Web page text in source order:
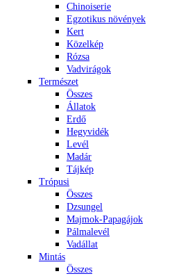
Chinoiserie
Egzotikus növények
Kert
Közelkép
Rózsa
Vadvirágok
Természet
Összes
Állatok
Erdő
Hegyvidék
Levél
Madár
Tájkép
Trópusi
Összes
Dzsungel
Majmok-Papagájok
Pálmalevél
Vadállat
Mintás
Összes